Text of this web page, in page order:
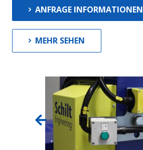
ANFRAGE INFORMATIONEN
MEHR SEHEN